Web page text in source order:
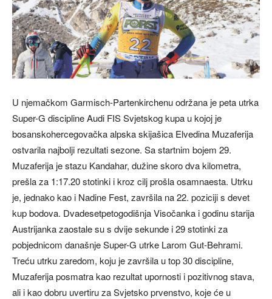
U njemačkom Garmisch-Partenkirchenu održana je peta utrka
Super-G discipline Audi FIS Svjetskog kupa u kojoj je
bosanskohercegovačka alpska skijašica Elvedina Muzaferija
ostvarila najbolji rezultati sezone. Sa startnim bojem 29.
Muzaferija je stazu Kandahar, dužine skoro dva kilometra,
prešla za 1:17.20 stotinki i kroz cilj prošla osamnaesta. Utrku
je, jednako kao i Nadine Fest, završila na 22. poziciji s devet
kup bodova. Dvadesetpetogodišnja Visočanka i godinu starija
Austrijanka zaostale su s dvije sekunde i 29 stotinki za
pobjednicom današnje Super-G utrke Larom Gut-Behrami.
Treću utrku zaredom, koju je završila u top 30 discipline,
Muzaferija posmatra kao rezultat upornosti i pozitivnog stava,
ali i kao dobru uvertiru za Svjetsko prvenstvo, koje će u